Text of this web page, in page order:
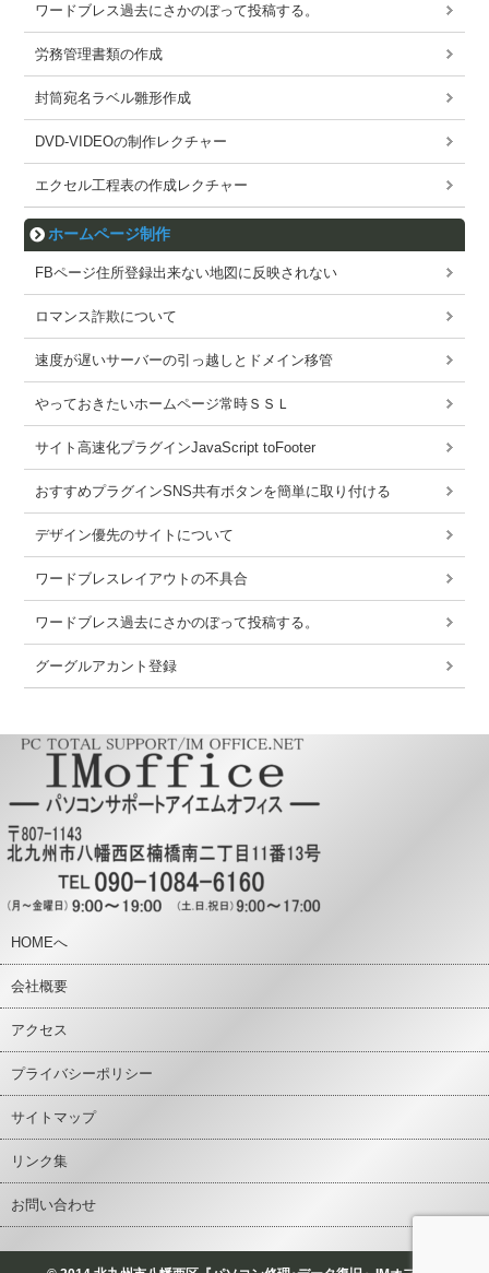
ワードブレス過去にさかのぼって投稿する。
労務管理書類の作成
封筒宛名ラベル雛形作成
DVD-VIDEOの制作レクチャー
エクセル工程表の作成レクチャー
ホームページ制作
FBページ住所登録出来ない地図に反映されない
ロマンス詐欺について
速度が遅いサーバーの引っ越しとドメイン移管
やっておきたいホームページ常時ＳＳＬ
サイト高速化プラグインJavaScript toFooter
おすすめプラグインSNS共有ボタンを簡単に取り付ける
デザイン優先のサイトについて
ワードブレスレイアウトの不具合
ワードブレス過去にさかのぼって投稿する。
グーグルアカント登録
HOMEへ
会社概要
アクセス
プライバシーポリシー
サイトマップ
リンク集
お問い合わせ